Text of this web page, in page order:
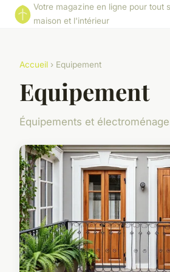
Votre magazine en ligne pour tout
maison et l'intérieur
Accueil › Equipement
Equipement
Équipements et